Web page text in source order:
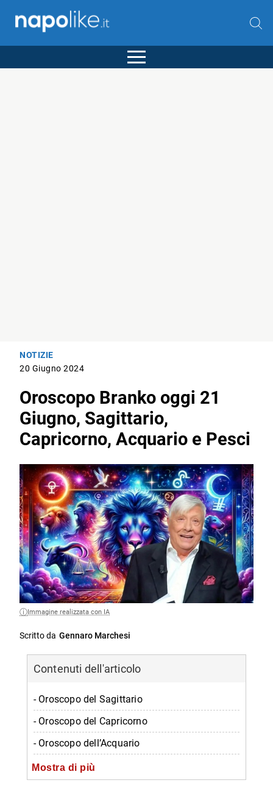
NOTIZIE
20 Giugno 2024
Oroscopo Branko oggi 21
Giugno, Sagittario,
Capricorno, Acquario e Pesci
Immagine realizzata con IA
Scritto da Gennaro Marchesi
Contenuti dell'articolo
- Oroscopo del Sagittario
- Oroscopo del Capricorno
- Oroscopo dell’Acquario
- Oroscopo dei Pesci
Mostra di più